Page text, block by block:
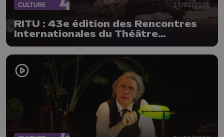
CULTURE 22/02/2026
RITU : 43e édition des Rencontres
Internationales du Théâtre
Universitaire à Liège